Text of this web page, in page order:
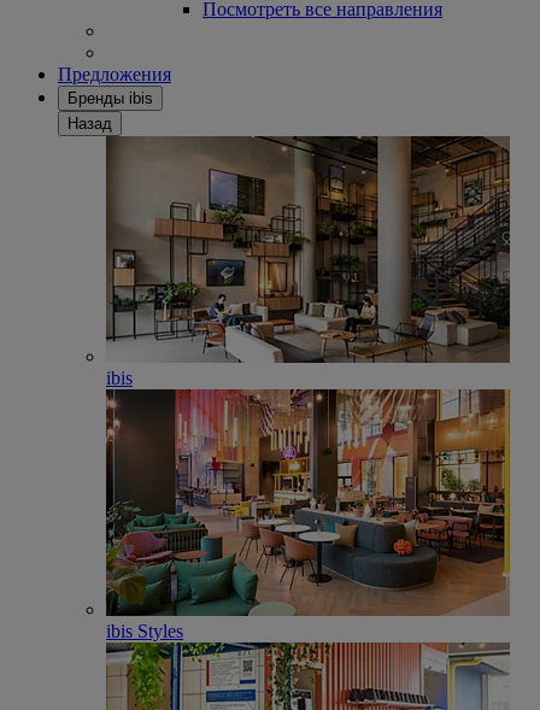
Посмотреть все направления
Предложения
Бренды ibis
Назад
ibis
ibis Styles